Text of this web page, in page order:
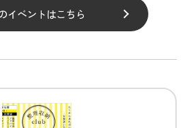
イベントはこちら